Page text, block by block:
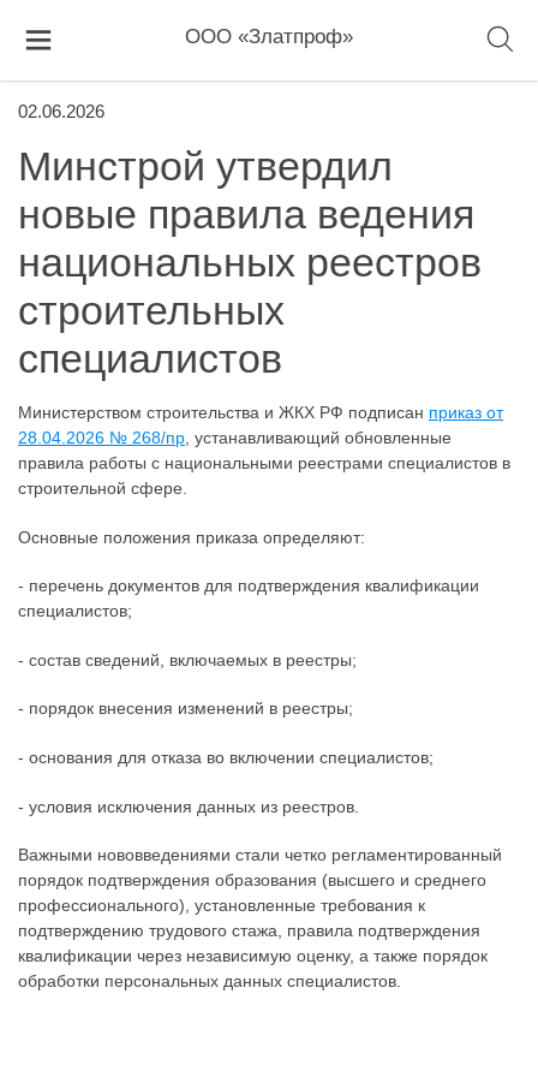
ООО «Златпроф»
02.06.2026
Минстрой утвердил
новые правила ведения
национальных реестров
строительных
специалистов
Министерством строительства и ЖКХ РФ подписан приказ от
28.04.2026 № 268/пр , устанавливающий обновленные
правила работы с национальными реестрами специалистов в
строительной сфере.
Основные положения приказа определяют:
- перечень документов для подтверждения квалификации
специалистов;
- состав сведений, включаемых в реестры;
- порядок внесения изменений в реестры;
- основания для отказа во включении специалистов;
- условия исключения данных из реестров.
Важными нововведениями стали четко регламентированный
порядок подтверждения образования (высшего и среднего
профессионального), установленные требования к
подтверждению трудового стажа, правила подтверждения
квалификации через независимую оценку, а также порядок
обработки персональных данных специалистов.